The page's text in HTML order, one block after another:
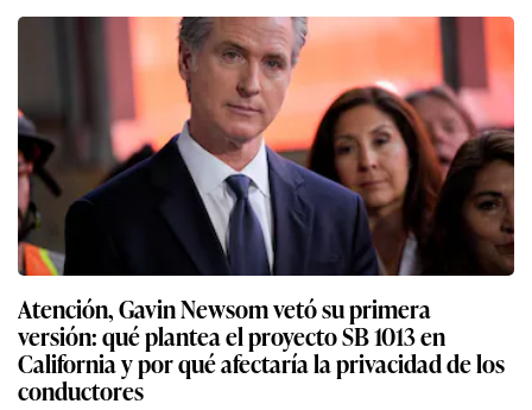
Atención, Gavin Newsom vetó su primera
versión: qué plantea el proyecto SB 1013 en
California y por qué afectaría la privacidad de los
conductores